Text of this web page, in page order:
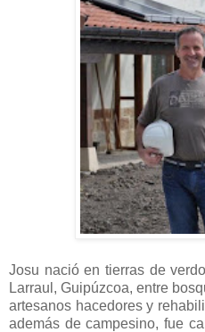
Josu nació en tierras de
Larraul, Guipúzcoa, entre
artesanos hacedores y
además de campesino, fue